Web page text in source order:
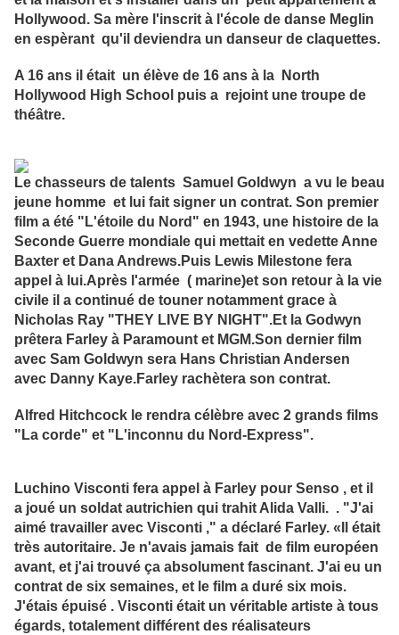
Hollywood. Sa mère l'inscrit à l'école de danse Meglin
en espèrant qu'il deviendra un danseur de claquettes.
A 16 ans il était un élève de 16 ans à la North
Hollywood High School puis a rejoint une troupe de
théâtre.
Le chasseurs de talents Samuel Goldwyn a vu le beau
jeune homme et lui fait signer un contrat. Son premier
film a été "L'étoile du Nord" en 1943, une histoire de la
Seconde Guerre mondiale qui mettait en vedette Anne
Baxter et Dana Andrews.Puis Lewis Milestone fera
appel à lui.Après l'armée ( marine)et son retour à la vie
civile il a continué de touner notamment grace à
Nicholas Ray "THEY LIVE BY NIGHT".Et la Godwyn
prêtera Farley à Paramount et MGM.Son dernier film
avec Sam Goldwyn sera Hans Christian Andersen
avec Danny Kaye.Farley rachètera son contrat.
Alfred Hitchcock le rendra célèbre avec 2 grands films
"La corde" et "L'inconnu du Nord-Express".
Luchino Visconti fera appel à Farley pour Senso , et il
a joué un soldat autrichien qui trahit Alida Valli. . "J'ai
aimé travailler avec Visconti ," a déclaré Farley. «Il était
très autoritaire. Je n'avais jamais fait de film européen
avant, et j'ai trouvé ça absolument fascinant. J'ai eu un
contrat de six semaines, et le film a duré six mois.
J'étais épuisé . Visconti était un véritable artiste à tous
égards, totalement différent des réalisateurs